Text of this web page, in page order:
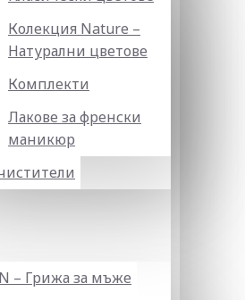
Колекция Nature –
Натурални цветове
Комплекти
Лакове за френски
маникюр
– Грижа за мъже